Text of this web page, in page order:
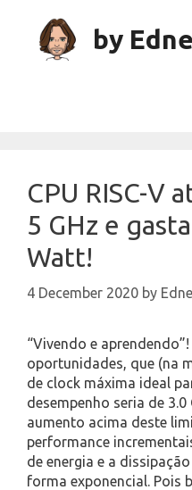
content
by
CPU RISC-V
5 GHz e
Watt!
4 December 2020 by
“Vivendo e
oportunidades, que (na
de clock máxima ideal
desempenho seria de
aumento acima deste
performance
de energia e a
forma exponencial. Pois